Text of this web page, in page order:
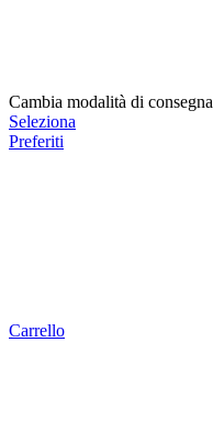
Cambia modalità di consegna
Seleziona
Preferiti
Carrello